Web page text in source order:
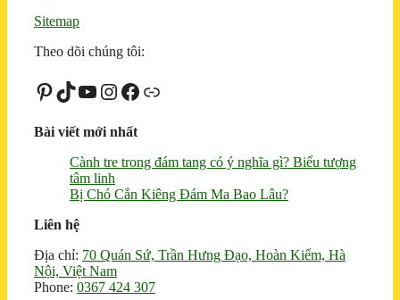
Sitemap
Theo dõi chúng tôi:
Pinterest
TikTok
Youtube
Instagram
Facebook
Liên kết
Bài viết mới nhất
Cành tre trong đám tang có ý nghĩa gì? Biểu tượng
tâm linh
Bị Chó Cắn Kiêng Đám Ma Bao Lâu?
Liên hệ
Địa chỉ: 70 Quán Sứ, Trần Hưng Đạo, Hoàn Kiếm, Hà
Nội, Việt Nam
Phone: 0367 424 307